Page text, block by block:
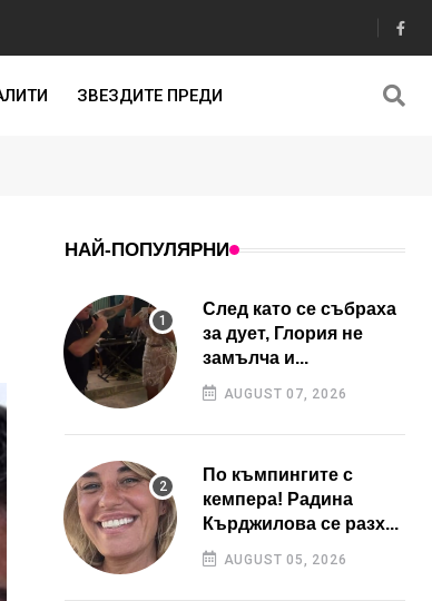
ЗВЕЗДИТЕ ПРЕДИ
НАЙ-ПОПУЛЯРНИ
След като се събраха
за дует, Глория не
замълча и...
AUGUST 07, 2026
По къмпингите с
кемпера! Радина
Кърджилова се разх...
AUGUST 05, 2026